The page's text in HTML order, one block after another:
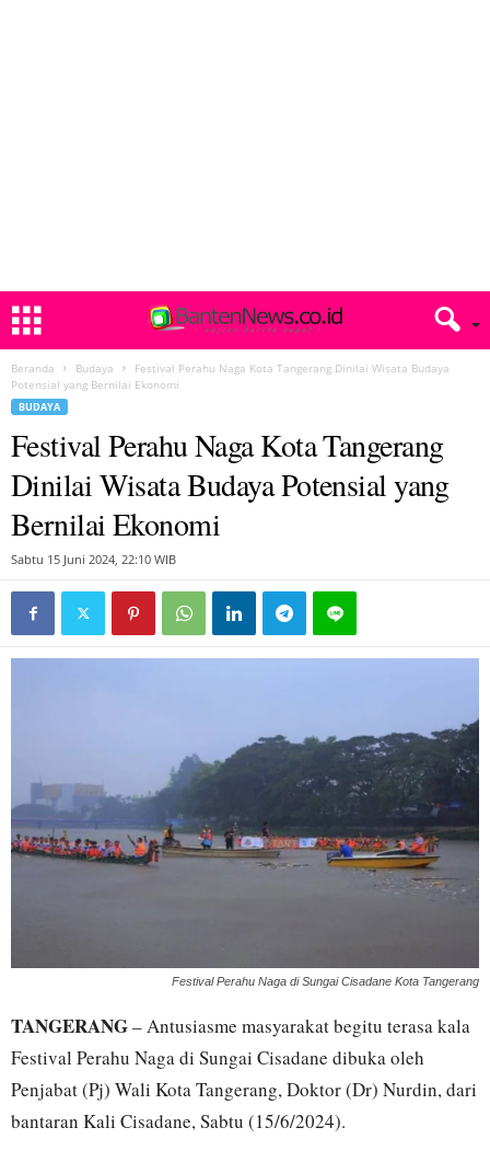
Beranda Budaya
Festival Perahu Naga Kota Tangerang Dinilai Wisata Budaya
Potensial yang Bernilai Ekonomi
BUDAYA
Festival Perahu Naga Kota Tangerang
Dinilai Wisata Budaya Potensial yang
Bernilai Ekonomi
Sabtu 15 Juni 2024, 22:10 WIB
Festival Perahu Naga di Sungai Cisadane Kota Tangerang
TANGERANG– Antusiasme masyarakat begitu terasa kala
Festival Perahu Naga di Sungai Cisadane dibuka oleh
Penjabat (Pj) Wali Kota Tangerang, Doktor (Dr) Nurdin, dari
bantaran Kali Cisadane, Sabtu (15/6/2024).